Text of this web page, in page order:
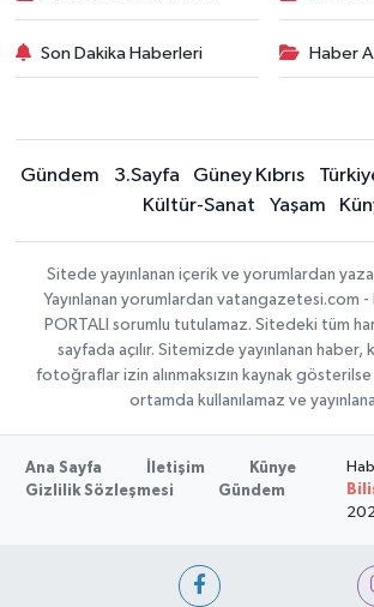
Son Dakika Haberleri Haber
Gündem 3.Sayfa Güney Kıbrıs
Kültür-Sanat
Yaşam
Sitede yayınlanan içerik ve yorumlardan
Yayınlanan yorumlardan vatangazetesi.com -
PORTALI sorumlu tutulamaz. Sitedeki tüm
sayfada açılır. Sitemizde yayınlanan haber,
fotoğraflar izin alınmaksızın kaynak
ortamda kullanılamaz ve
Ana Sayfa İletişim
Künye
Gizlilik Sözleşmesi
Gündem